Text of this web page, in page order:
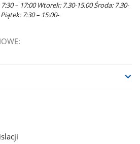
– 17:00 Wtorek: 7.30-15.00 Środa: 7.30-
7:30 – 15:00-